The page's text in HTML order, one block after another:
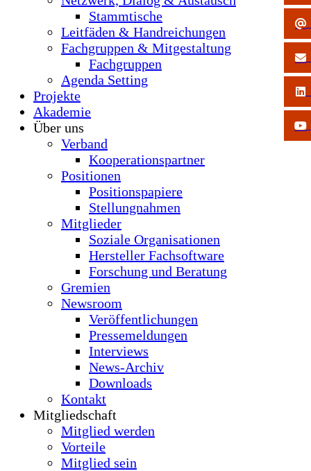
Stammtische
Leitfäden & Handreichungen
Fachgruppen & Mitgestaltung
Fachgruppen
Agenda Setting
Projekte
Akademie
Über uns
Verband
Kooperationspartner
Positionen
Positionspapiere
Stellungnahmen
Mitglieder
Soziale Organisationen
Hersteller Fachsoftware
Forschung und Beratung
Gremien
Newsroom
Veröffentlichungen
Pressemeldungen
Interviews
News-Archiv
Downloads
Kontakt
Mitgliedschaft
Mitglied werden
Vorteile
Mitglied sein